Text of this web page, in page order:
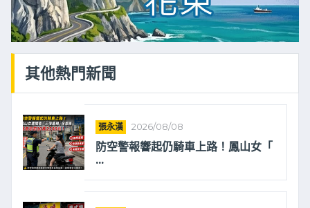
其他熱門新聞
張永漢 2026/08/08
防空警報響起仍騎車上路！鳳山女「
...